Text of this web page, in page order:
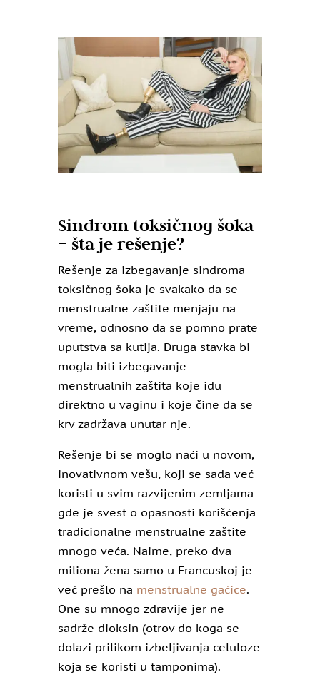
Sindrom toksičnog šoka
– šta je rešenje?
Rešenje za izbegavanje sindroma
toksičnog šoka je svakako da se
menstrualne zaštite menjaju na
vreme, odnosno da se pomno prate
uputstva sa kutija. Druga stavka bi
mogla biti izbegavanje
menstrualnih zaštita koje idu
direktno u vaginu i koje čine da se
krv zadržava unutar nje.
Rešenje bi se moglo naći u novom,
inovativnom vešu, koji se sada već
koristi u svim razvijenim zemljama
gde je svest o opasnosti korišćenja
tradicionalne menstrualne zaštite
mnogo veća. Naime, preko dva
miliona žena samo u Francuskoj je
već prešlo na menstrualne gaćice.
One su mnogo zdravije jer ne
sadrže dioksin (otrov do koga se
dolazi prilikom izbeljivanja celuloze
koja se koristi u tamponima).